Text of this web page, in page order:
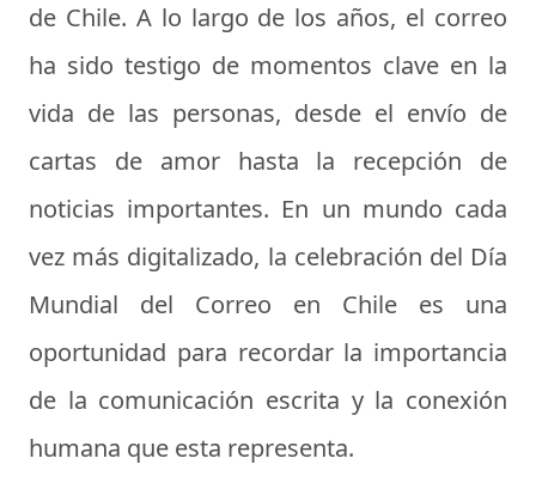
de Chile. A lo largo de los años, el correo
ha sido testigo de momentos clave en la
vida de las personas, desde el envío de
cartas de amor hasta la recepción de
noticias importantes. En un mundo cada
vez más digitalizado, la celebración del Día
Mundial del Correo en Chile es una
oportunidad para recordar la importancia
de la comunicación escrita y la conexión
humana que esta representa.